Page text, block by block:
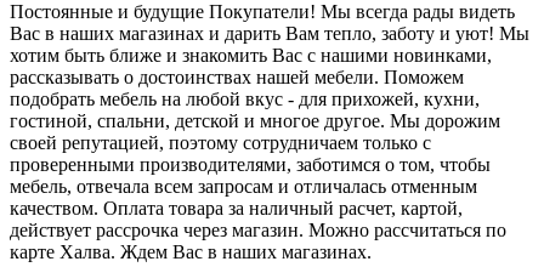
Постоянные и будущие Покупатели! Мы всегда рады видеть
Вас в наших магазинах и дарить Вам тепло, заботу и уют! Мы
хотим быть ближе и знакомить Вас с нашими новинками,
рассказывать о достоинствах нашей мебели. Поможем
подобрать мебель на любой вкус - для прихожей, кухни,
гостиной, спальни, детской и многое другое. Мы дорожим
своей репутацией, поэтому сотрудничаем только с
проверенными производителями, заботимся о том, чтобы
мебель, отвечала всем запросам и отличалась отменным
качеством. Оплата товара за наличный расчет, картой,
действует рассрочка через магазин. Можно рассчитаться по
карте Халва. Ждем Вас в наших магазинах.